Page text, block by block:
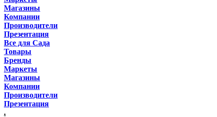
Магазины
Компании
Производители
Презентация
Все для Сада
Товары
Бренды
Маркеты
Магазины
Компании
Производители
Презентация
.